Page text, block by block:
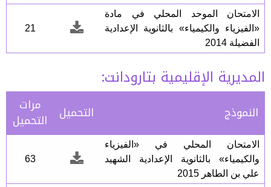
الامتحان الموحد المحلي في مادة
«الفيزياء والكيمياء» بالثانوية الإعدادية
الفضيلة 2014
21
المديرية الإقليمية بتارودانت:
النموذج التحميل مرات
التحميل
الامتحان المحلي في «الفيزياء
والكيمياء» بالثانوية الإعدادية الشهيد
علي بن الطاهر 2015
63